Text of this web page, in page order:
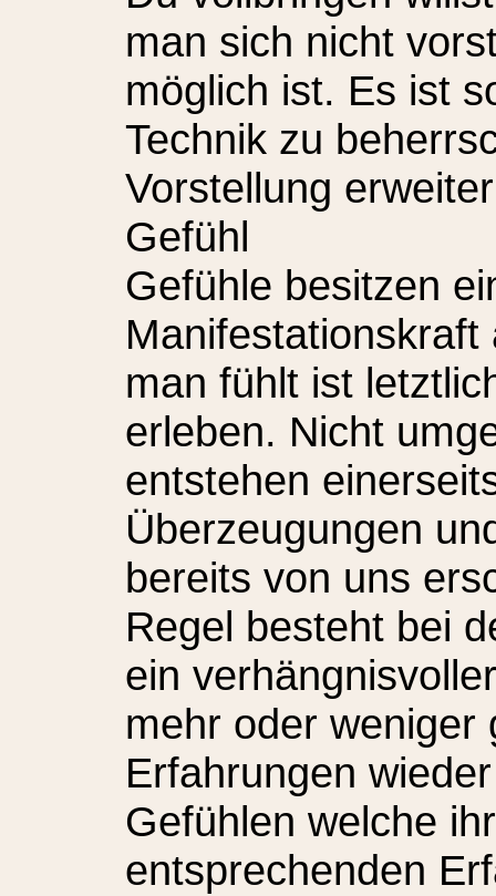
man sich nicht
möglich ist. Es ist
Technik zu
Vorstellung
Gefühl
Gefühle besitzen
man fühlt ist
erleben. Nicht
entstehen
Überzeugungen
bereits von uns
Regel besteht bei
ein
mehr oder weniger
Erfahrungen
Gefühlen welche
entsprechenden